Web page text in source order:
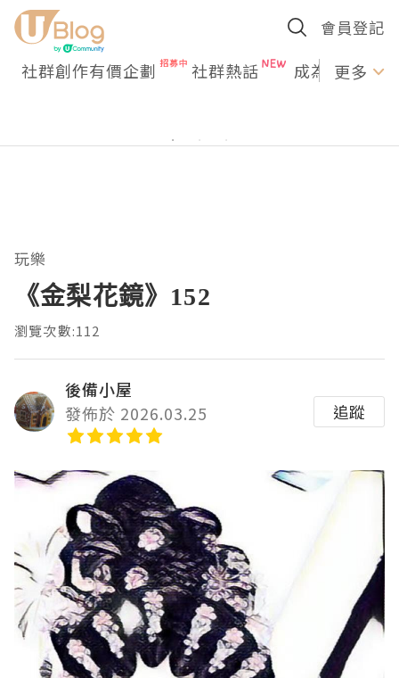
會員登記
社群創作有價企劃 社群熱話 成為U更多
玩樂
《金梨花鏡》152
瀏覽次數:112
後備小屋
發佈於 2026.03.25
追蹤